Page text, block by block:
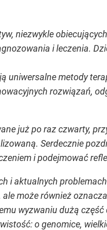
niezwykle
i leczenia.
uniwersalne metody
rozwiązań,
już po raz czwarty,
Serdecznie
i podejmować
i aktualnych
może również
wyzwaniu dużą
o genomice,